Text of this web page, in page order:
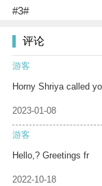
#3#
评论
游客
Horny Shriya called
2023-01-08
游客
Hello,? Greetings fr
2022-10-18